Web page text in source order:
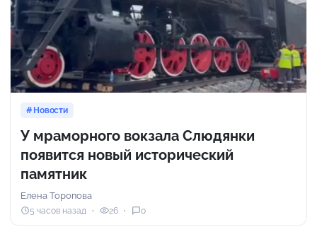
Новости
У мраморного вокзала Слюдянки
появится новый исторический
памятник
Елена Торопова
5 часов назад 26 0